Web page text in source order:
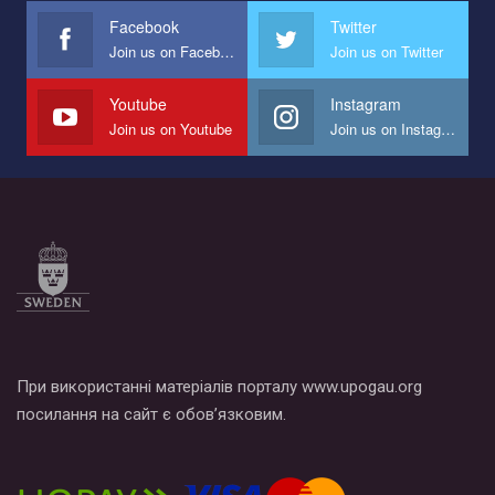
Facebook
Join us on Facebook
Twitter
Join us on Twitter
Youtube
Join us on Youtube
Instagram
Join us on Instagram
При використанні матеріалів порталу www.upogau.org
посилання на сайт є обов’язковим.